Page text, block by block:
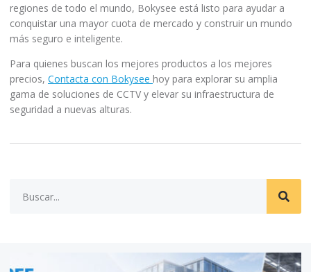
regiones de todo el mundo, Bokysee está listo para ayudar a
conquistar una mayor cuota de mercado y construir un mundo
más seguro e inteligente.
Para quienes buscan los mejores productos a los mejores
precios, Contacta con Bokysee hoy para explorar su amplia
gama de soluciones de CCTV y elevar su infraestructura de
seguridad a nuevas alturas.